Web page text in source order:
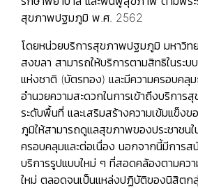
สุขภาพปฐมภูมิ พ.ศ. 2562
โดยหน่วยบริการสุขภาพปฐมภูมิ มหาวิท
สงขลา สามารถให้บริการตามสิทธิในระ
แห่งชาติ (บัตรทอง) และมีความครอบคลุ
อำนวยความสะดวกในการเข้าถึงบริการ
ระดับพื้นที่ และเสริมสร้างความเข้มแข็ง
ภูมิให้สามารถดูแลสุขภาพของประชาชนใ
ครอบคลุมและต่อเนื่อง นอกจากนี้มีการส
บริการรูปแบบใหม่ ๆ ที่สอดคล้องตามคว
ใหม่ ตลอดจนเป็นแหล่งปฏิบัติของนิสิตก